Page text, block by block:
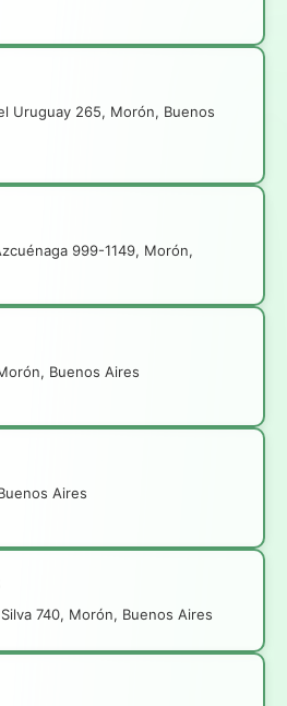
Uruguay 265, Morón, Buenos
999-1149, Morón,
Buenos Aires
Aires
740, Morón, Buenos Aires